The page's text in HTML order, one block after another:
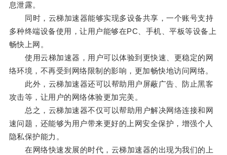
息泄露。
同时，云梯加速器能够实现多设备共享，一个账号支持
多种终端设备使用，让用户能够在PC、手机、平板等设备上
畅快上网。
使用云梯加速器，用户可以体验到更快速、更稳定的网
络环境，不再受到网络限制的影响，更加畅快地访问网络。
此外，云梯加速器还可以帮助用户屏蔽广告、防止黑客
攻击等，让用户的网络体验更加完美。
总之，云梯加速器不仅可以帮助用户解决网络连接和网
速问题，还能够为用户带来更好的上网安全保护，增强个人
隐私保护能力。
在网络快速发展的时代，云梯加速器的出现为我们的上